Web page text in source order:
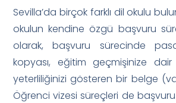
Sevilla’da birçok farklı dil okulu
okulun kendine özgü başvuru
olarak, başvuru sürecinde
kopyası, eğitim geçmişinize
yeterliliğinizi gösteren bir belge
Öğrenci vizesi süreçleri de